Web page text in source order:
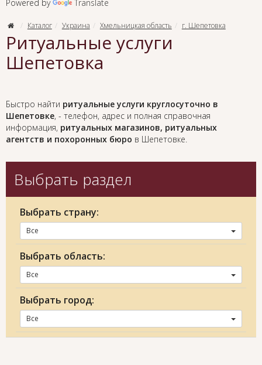
Powered by Translate
Каталог Украина Хмельницкая область г. Шепетовка
Ритуальные услуги
Шепетовка
Быстро найти ритуальные услуги круглосуточно в
Шепетовке, - телефон, адрес и полная справочная
информация, ритуальных магазинов, ритуальных
агентств и похоронных бюро в Шепетовке.
Выбрать раздел
Выбрать страну:
Все
Выбрать область:
Все
Выбрать город:
Все